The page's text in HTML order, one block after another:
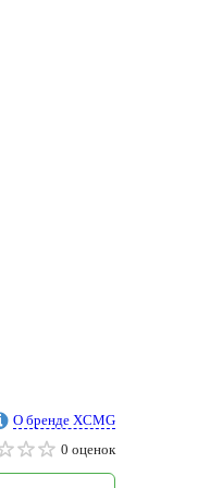
О бренде XCMG
0 оценок